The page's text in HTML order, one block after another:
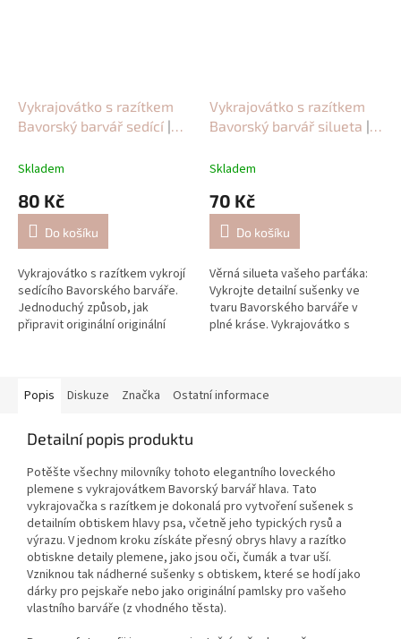
Vykrajovátko s razítkem
Bavorský barvář sedící |
Skladem
80 Kč
Do košíku
Vykrajovátko s razítkem vykrojí
sedícího Bavorského barváře.
Jednoduchý způsob, jak
připravit originální originální
Vykrajovátko s razítkem
Bavorský barvář silueta |
Skladem
70 Kč
Do košíku
Věrná silueta vašeho parťáka:
Vykrojte detailní sušenky ve
tvaru Bavorského barváře v
plné kráse. Vykrajovátko s
Popis
Diskuze Značka Ostatní informace
Detailní popis produktu
Potěšte všechny milovníky tohoto elegantního loveckého
plemene s vykrajovátkem Bavorský barvář hlava. Tato
vykrajovačka s razítkem je dokonalá pro vytvoření sušenek s
detailním obtiskem hlavy psa, včetně jeho typických rysů a
výrazu. V jednom kroku získáte přesný obrys hlavy a razítko
obtiskne detaily plemene, jako jsou oči, čumák a tvar uší.
Vzniknou tak nádherné sušenky s obtiskem, které se hodí jako
dárky pro pejskaře nebo jako originální pamlsky pro vašeho
vlastního barváře (z vhodného těsta).